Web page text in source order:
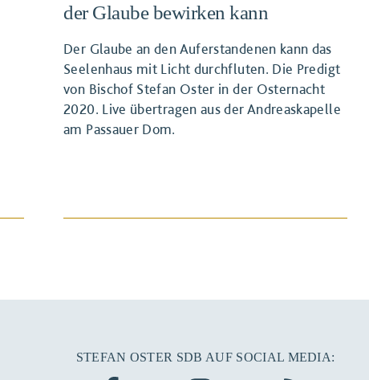
der Glaube bewirken kann
Der Glaube an den Auferstandenen kann das
Seelenhaus mit Licht durchfluten. Die Predigt
von Bischof Stefan Oster in der Osternacht
2020. Live übertragen aus der Andreaskapelle
am Passauer Dom.
STEFAN OSTER SDB AUF SOCIAL MEDIA: